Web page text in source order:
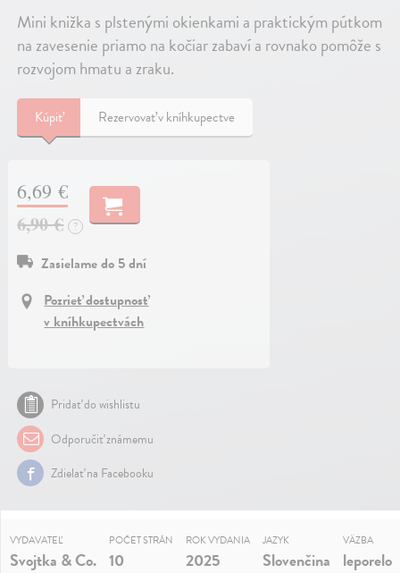
Mini knižka s plstenými okienkami a praktickým pútkom
na zavesenie priamo na kočiar zabaví a rovnako pomôže s
rozvojom hmatu a zraku.
Kúpiť Rezervovať v kníhkupectve
6,69 €
6,90 €
?
Zasielame do 5 dní
Pozrieť dostupnosť
v kníhkupectvách
Pridať do wishlistu
Odporučiť známemu
Zdielať na Facebooku
VYDAVATEĽ
Svojtka & Co.
POČET STRÁN
10
ROK VYDANIA
2025
JAZYK
Slovenčina
VÄZBA
leporelo